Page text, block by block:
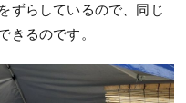
ずらしているので、同じ
きるのです。